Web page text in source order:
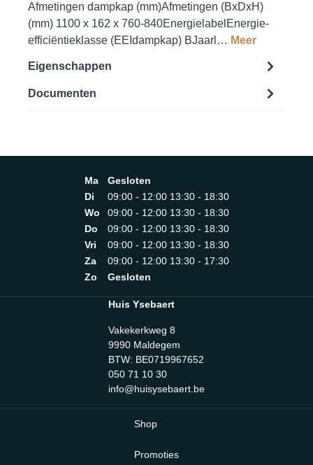
Afmetingen dampkap (mm)Afmetingen (BxDxH)
(mm) 1100 x 162 x 760-840EnergielabelEnergie-
efficiëntieklasse (EEIdampkap) BJaarl… Meer
Eigenschappen
Documenten
Ma
Gesloten
Di
09:00 - 12:00 13:30 - 18:30
Wo
09:00 - 12:00 13:30 - 18:30
Do
09:00 - 12:00 13:30 - 18:30
Vri
09:00 - 12:00 13:30 - 18:30
Za
09:00 - 12:00 13:30 - 17:30
Zo
Gesloten
Huis Ysebaert
Vakekerkweg 8
9990 Maldegem
BTW: BE0719967652
050 71 10 30
info@huisysebaert.be
Shop
Promoties